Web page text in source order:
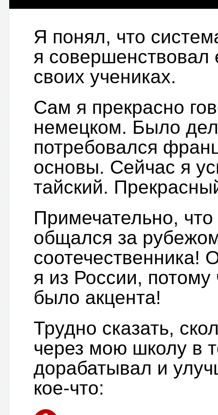
Я понял, что
я совершенствовал
своих учениках.
Сам я прекрасно
немецком. Было
потребовался
основы. Сейчас я
тайский.
Примечательно,
общался за
соотечественника!
я из России,
было акцента!
Трудно сказать,
через мою школу в
дорабатывал и
кое-что: